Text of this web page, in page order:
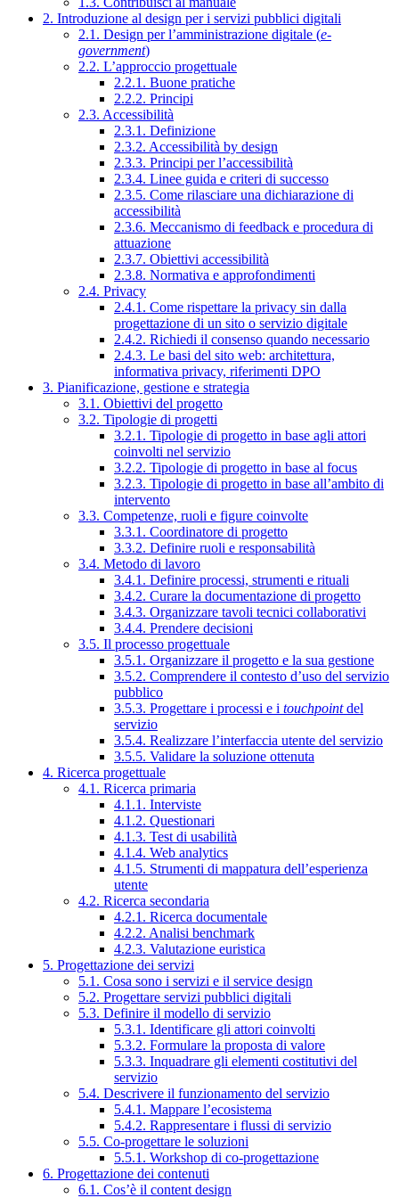
2. Introduzione al design per i servizi pubblici digitali
2.1. Design per l’amministrazione digitale (e-
government)
2.2. L’approccio progettuale
2.2.1. Buone pratiche
2.2.2. Principi
2.3. Accessibilità
2.3.1. Definizione
2.3.2. Accessibilità by design
2.3.3. Principi per l’accessibilità
2.3.4. Linee guida e criteri di successo
2.3.5. Come rilasciare una dichiarazione di
accessibilità
2.3.6. Meccanismo di feedback e procedura di
attuazione
2.3.7. Obiettivi accessibilità
2.3.8. Normativa e approfondimenti
2.4. Privacy
2.4.1. Come rispettare la privacy sin dalla
progettazione di un sito o servizio digitale
2.4.2. Richiedi il consenso quando necessario
2.4.3. Le basi del sito web: architettura,
informativa privacy, riferimenti DPO
3. Pianificazione, gestione e strategia
3.1. Obiettivi del progetto
3.2. Tipologie di progetti
3.2.1. Tipologie di progetto in base agli attori
coinvolti nel servizio
3.2.2. Tipologie di progetto in base al focus
3.2.3. Tipologie di progetto in base all’ambito di
intervento
3.3. Competenze, ruoli e figure coinvolte
3.3.1. Coordinatore di progetto
3.3.2. Definire ruoli e responsabilità
3.4. Metodo di lavoro
3.4.1. Definire processi, strumenti e rituali
3.4.2. Curare la documentazione di progetto
3.4.3. Organizzare tavoli tecnici collaborativi
3.4.4. Prendere decisioni
3.5. Il processo progettuale
3.5.1. Organizzare il progetto e la sua gestione
3.5.2. Comprendere il contesto d’uso del servizio
pubblico
3.5.3. Progettare i processi e i touchpointdel
servizio
3.5.4. Realizzare l’interfaccia utente del servizio
3.5.5. Validare la soluzione ottenuta
4. Ricerca progettuale
4.1. Ricerca primaria
4.1.1. Interviste
4.1.2. Questionari
4.1.3. Test di usabilità
4.1.4. Web analytics
4.1.5. Strumenti di mappatura dell’esperienza
utente
4.2. Ricerca secondaria
4.2.1. Ricerca documentale
4.2.2. Analisi benchmark
4.2.3. Valutazione euristica
5. Progettazione dei servizi
5.1. Cosa sono i servizi e il service design
5.2. Progettare servizi pubblici digitali
5.3. Definire il modello di servizio
5.3.1. Identificare gli attori coinvolti
5.3.2. Formulare la proposta di valore
5.3.3. Inquadrare gli elementi costitutivi del
servizio
5.4. Descrivere il funzionamento del servizio
5.4.1. Mappare l’ecosistema
5.4.2. Rappresentare i flussi di servizio
5.5. Co-progettare le soluzioni
5.5.1. Workshop di co-progettazione
6. Progettazione dei contenuti
6.1. Cos’è il content design